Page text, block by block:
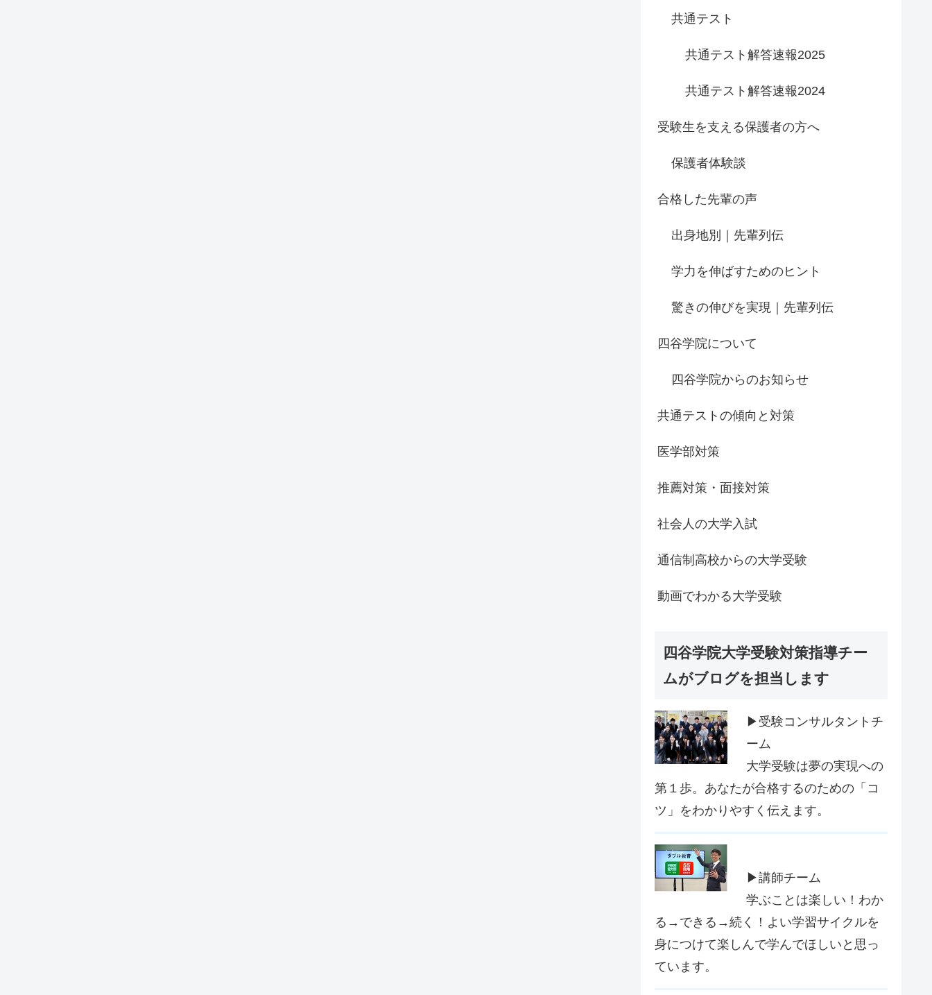
共通テスト
共通テスト解答速報2025
共通テスト解答速報2024
受験生を支える保護者の方へ
保護者体験談
合格した先輩の声
出身地別｜先輩列伝
学力を伸ばすためのヒント
驚きの伸びを実現｜先輩列伝
四谷学院について
四谷学院からのお知らせ
共通テストの傾向と対策
医学部対策
推薦対策・面接対策
社会人の大学入試
通信制高校からの大学受験
動画でわかる大学受験
四谷学院大学受験対策指導チー
ムがブログを担当します
▶受験コンサルタントチ
ーム
大学受験は夢の実現への
第１歩。あなたが合格するのための「コ
ツ」をわかりやすく伝えます。
▶講師チーム
学ぶことは楽しい！わか
る→できる→続く！よい学習サイクルを
身につけて楽しんで学んでほしいと思っ
ています。